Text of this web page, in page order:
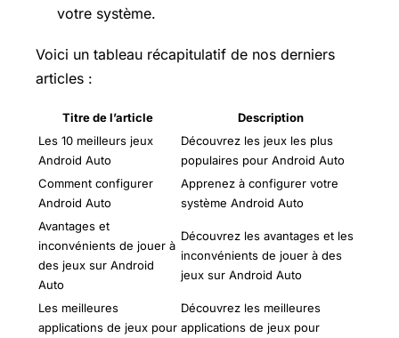
votre système.
Voici un tableau récapitulatif de nos derniers
articles :
Titre de l’article
Description
Les 10 meilleurs jeux
Android Auto
Découvrez les jeux les plus
populaires pour Android Auto
Comment configurer
Android Auto
Apprenez à configurer votre
système Android Auto
Avantages et
inconvénients de jouer à
des jeux sur Android
Auto
Découvrez les avantages et les
inconvénients de jouer à des
jeux sur Android Auto
Les meilleures
applications de jeux pour
Découvrez les meilleures
applications de jeux pour